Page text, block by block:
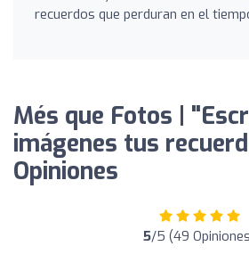
recuerdos que perduran en el
Més que Fotos |
imágenes tus
Opiniones
5/5 (49